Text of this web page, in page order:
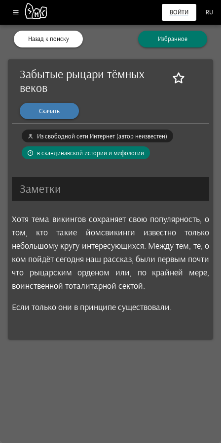
ВОЙТИ RU
Назад к поиску Избранное
Забытые рыцари тёмных
веков
Скачать
Из свободной сети Интернет (автор неизвестен)
в скандинавской истории и мифологии
Заметки
Хотя тема викингов сохраняет свою популярность, о
том, кто такие йомсвикинги известно только
небольшому кругу интересующихся. Между тем, те, о
ком пойдёт сегодня наш рассказ, были первым почти
что рыцарским орденом или, по крайней мере,
воинственной тоталитарной сектой.
Если только они в принципе существовали.